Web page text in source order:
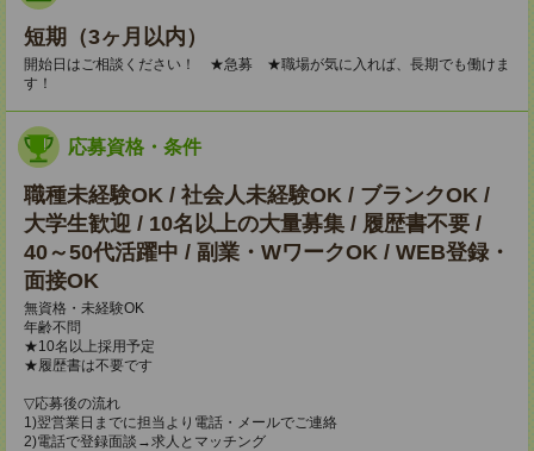
短期（3ヶ月以内）
開始日はご相談ください！ ★急募 ★職場が気に入れば、長期でも働けま
す！
応募資格・条件
職種未経験OK / 社会人未経験OK / ブランクOK /
大学生歓迎 / 10名以上の大量募集 / 履歴書不要 /
40～50代活躍中 / 副業・WワークOK / WEB登録・
面接OK
無資格・未経験OK
年齢不問
★10名以上採用予定
★履歴書は不要です
▽応募後の流れ
1)翌営業日までに担当より電話・メールでご連絡
2)電話で登録面談→求人とマッチング